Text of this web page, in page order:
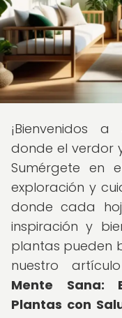
¡Bienvenidos
donde el verdor
Sumérgete en
exploración y
donde cada
inspiración y
plantas pueden
nuestro
Mente Sana:
Plantas con